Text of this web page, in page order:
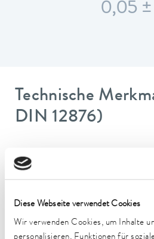
Diese Webseite verwendet Cookies
Wir verwenden Cookies, um Inhalte
0,05 ±
Technische
DIN 12876)
Arbeitstemperaturbereich
-50 ... 200 °C
-50 ... 200 °C
Umgebungstemperaturbereich